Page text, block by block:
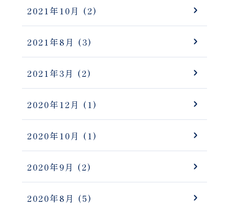
2021年10月 (2)
2021年8月 (3)
2021年3月 (2)
2020年12月 (1)
2020年10月 (1)
2020年9月 (2)
2020年8月 (5)